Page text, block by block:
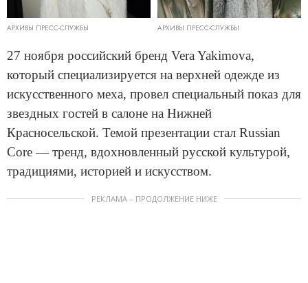
АРХИВЫ ПРЕСС-СЛУЖБЫ АРХИВЫ ПРЕСС-СЛУЖБЫ
27 ноября российский бренд Vera Yakimova,
который специализируется на верхней одежде из
искусственного меха, провел специальный показ для
звездных гостей в салоне на Нижней
Красносельской. Темой презентации стал Russian
Core — тренд, вдохновленный русской культурой,
традициями, историей и искусством.
РЕКЛАМА – ПРОДОЛЖЕНИЕ НИЖЕ